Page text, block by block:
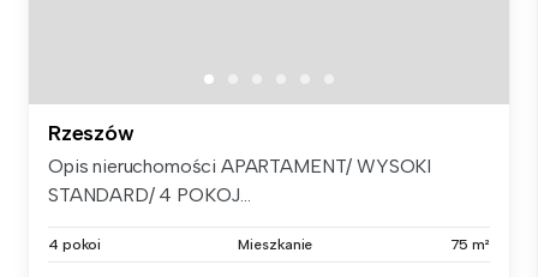
Rzeszów
Opis nieruchomości APARTAMENT/ WYSOKI
STANDARD/ 4 POKOJ...
4 pokoi Mieszkanie 75 m²